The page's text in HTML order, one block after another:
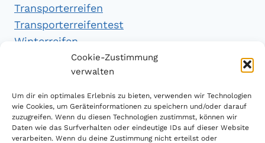
Cookie-Zustimmung
verwalten
Um dir ein optimales Erlebnis zu bieten, verwenden wir Technologien
wie Cookies, um Geräteinformationen zu speichern und/oder darauf
zuzugreifen. Wenn du diesen Technologien zustimmst, können wir
Daten wie das Surfverhalten oder eindeutige IDs auf dieser Website
verarbeiten. Wenn du deine Zustimmung nicht erteilst oder
Transporterreifen
Transporterreifentest
Winterreifen
Winterreifentest
Empfehlungen
Handytarifvergleich